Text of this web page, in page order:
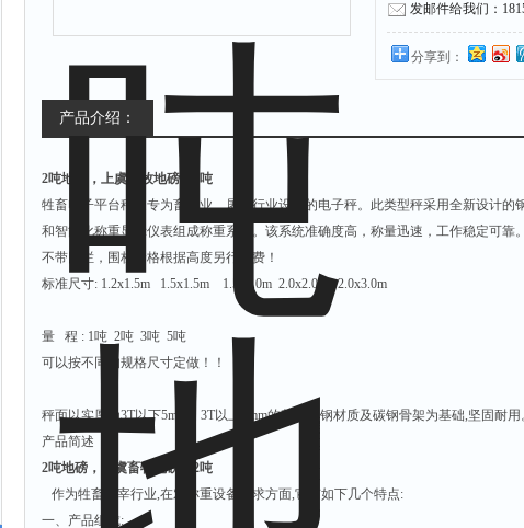
发邮件给我们：
分享到：
产品介绍：
2吨地磅，上虞畜牧地磅秤2吨
牲畜电子平台秤是专为畜牧业、屠宰行业设计的电子秤。此类型秤采用全新设计
和智能化称重显示仪表组成称重系统。该系统准确度高，称量迅速，工作稳定可靠
不带围栏，围栏价格根据高度另行收费！
标准尺寸: 1.2x1.5m 1.5x1.5m 1.5x2.0m 2.0x2.0m 2.0x3.0m
量 程 : 1吨 2吨 3吨 5吨
可以按不同的规格尺寸定做！！
秤面以实厚为3T以下5mm 3T以上 6mm的花纹碳钢材质及碳钢骨架为基础,坚固耐用
产品简述
2吨地磅，上虞畜牧地磅秤2吨
作为牲畜屠宰行业,在对称重设备要求方面,它有如下几个特点:
一、产品组成: